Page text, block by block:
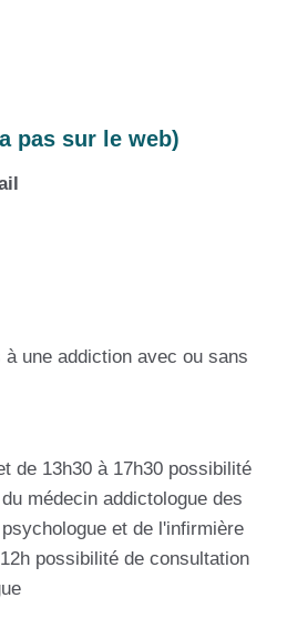
pas sur le web)
une addiction avec ou sans
de 13h30 à 17h30 possibilité
médecin addictologue des
et de l'infirmière
possibilité de consultation